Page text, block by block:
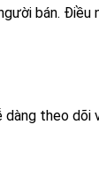
bán. Điều
dàng theo dõi